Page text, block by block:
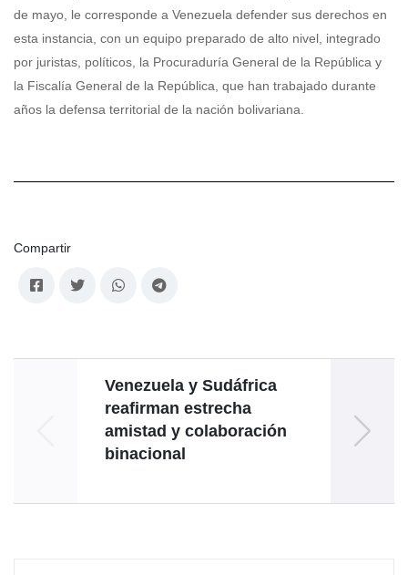
de mayo, le corresponde a Venezuela defender sus derechos en
esta instancia, con un equipo preparado de alto nivel, integrado
por juristas, políticos, la Procuraduría General de la República y
la Fiscalía General de la República, que han trabajado durante
años la defensa territorial de la nación bolivariana.
Compartir
Venezuela y Sudáfrica
reafirman estrecha
amistad y colaboración
binacional